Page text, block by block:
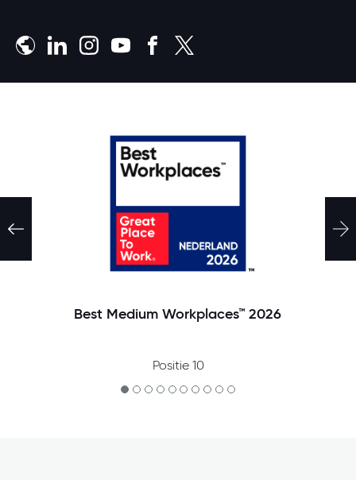
Best Medium Workplaces™ 2026
Positie 10